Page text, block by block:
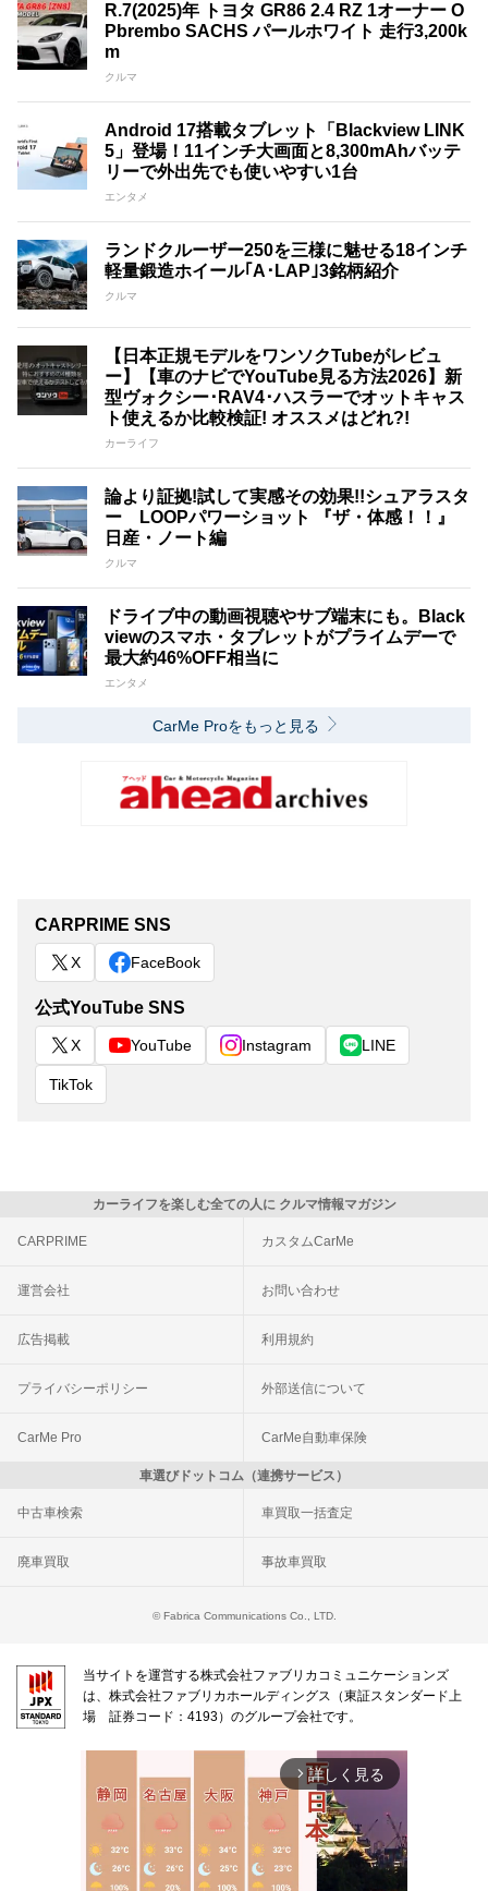
R.7(2025)年 トヨタ GR86 2.4 RZ 1オーナー O
Pbrembo SACHS パールホワイト 走行3,200k
m
クルマ
Android 17搭載タブレット「Blackview LINK
5」登場！11インチ大画面と8,300mAhバッテ
リーで外出先でも使いやすい1台
エンタメ
ランドクルーザー250を三様に魅せる18インチ
軽量鍛造ホイール｢A･LAP｣3銘柄紹介
クルマ
【日本正規モデルをワンソクTubeがレビュ
ー】【車のナビでYouTube見る方法2026】新
型ヴォクシー･RAV4･ハスラーでオットキャス
ト使えるか比較検証! オススメはどれ?!
カーライフ
論より証拠!試して実感その効果!!シュアラスタ
ー LOOPパワーショット 『ザ・体感！！』
日産・ノート編
クルマ
ドライブ中の動画視聴やサブ端末にも。Black
viewのスマホ・タブレットがプライムデーで
最大約46%OFF相当に
エンタメ
CarMe Proをもっと見る
CARPRIME SNS
X FaceBook
公式YouTube SNS
X YouTube Instagram LINE
TikTok
カーライフを楽しむ全ての人に クルマ情報マガジン
CARPRIME カスタムCarMe
運営会社 お問い合わせ
広告掲載 利用規約
プライバシーポリシー 外部送信について
CarMe Pro CarMe自動車保険
車選びドットコム（連携サービス）
中古車検索 車買取一括査定
廃車買取 事故車買取
© Fabrica Communications Co., LTD.
当サイトを運営する株式会社ファブリカコミュニケーションズ
は、株式会社ファブリカホールディングス（東証スタンダード上
場 証券コード：4193）のグループ会社です。
arrow_forward_ios 詳しく見る